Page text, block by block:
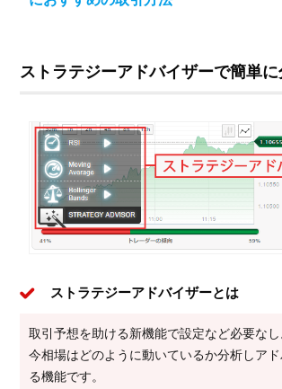
ストラテジーアドバイザーで簡単
ストラテジーアドバイザーとは
取引予想を助ける新機能で設定など必要な
今相場はどのように動いているか分析しア
る機能です。